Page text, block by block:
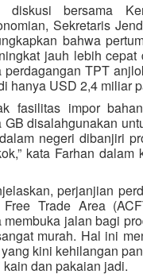
diskusi bersama
Sekretaris
bahwa
jauh lebih cepat
perdagangan TPT
hanya USD 2,4 miliar
fasilitas impor
GB disalahgunakan
negeri dibanjiri
kata Farhan
perjanjian
Trade Area
membuka jalan bagi
murah. Hal ini
kini kehilangan
kain dan pakaian jadi.